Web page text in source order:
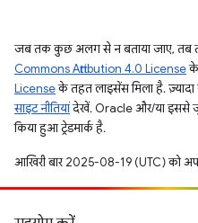
जब तक कुछ अलग से न बताया जाए, तब
Commons Attribution 4.0 Licenseके
Licenseके तहत लाइसेंस मिला है. ज़्यादा
साइट नीतियांदेखें. Oracle और/या इससे
किया हुआ ट्रेडमार्क है.
आखिरी बार 2025-08-19 (UTC) को